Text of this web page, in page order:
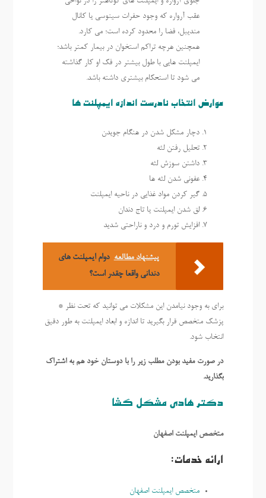
عقب آرواره که وجود حفرات سینوسی یا کانال
مندیبل، فضا را محدود کرده است؛ می کارد.
همچنین هرچه تراکم استخوان در بیمار کمتر باشد؛
ایمپلنت هایی با طول بیشتر در فک او کار گذاشته
می شود تا استحکام بیشتری داشته باشد.
عوارض انتخاب نادرست اندازه ایمپلنت ها
دچار مشکل شدن در هنگام جویدن
تحلیل رفتن لثه
داشتن سوزش لثه
عفونی شدن لثه ها
گیر کردن مواد غذایی در ناحیه ایمپلنت
لق شدن ایمپلنت یا تاج دندان
افزایش تورم و درد و ناراحتی شدید
پیشنهاد مطالعه دوام ایمپلنت های
دندانی واقعا چقدر است؟
برای به وجود نیامدن این مشکلات می توانید که تحت نظر *
پزشک متخصص قرار بگیرید تا اندازه و ابعاد ایمپلنت به طور دقیق
انتخاب شود.
در صورت مفید بودن مطلب زیر را با دوستان خود هم به اشتراک
بگذارید.
دکتر هادی مشکل گشا
متخصص ایمپلنت اصفهان
ارائه خدمات:
متخصص ايمپلنت اصفهان